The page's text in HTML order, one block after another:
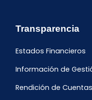
Transparencia
Estados Financieros
Información de
Rendición de Cuentas